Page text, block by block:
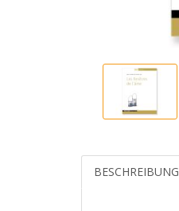
BESCHREIBUNG